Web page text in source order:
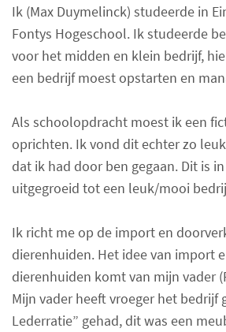
Ik (Max Duymelinck) studeerde in
Fontys Hogeschool. Ik studeerde
voor het midden en klein bedrijf,
een bedrijf moest opstarten en
Als schoolopdracht moest ik een
oprichten. Ik vond dit echter zo
dat ik had door ben gegaan. Dit is
uitgegroeid tot een leuk/mooi
Ik richt me op de import en
dierenhuiden. Het idee van import
dierenhuiden komt van mijn vader
Mijn vader heeft vroeger het bedrijf
Lederratie” gehad, dit was een